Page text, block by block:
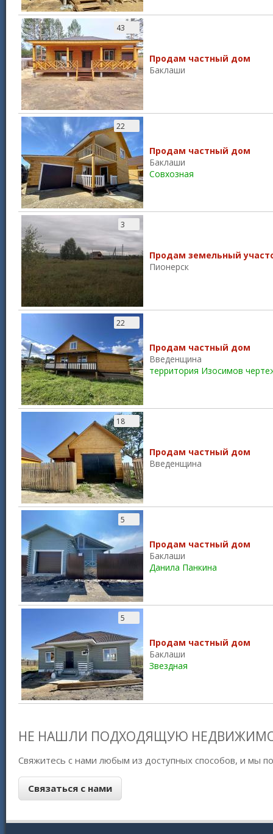
43
Продам частный дом
Баклаши
22
Продам частный дом
Баклаши
Совхозная
3
Продам земельный
Пионерск
22
Продам частный дом
Введенщина
территория Изосимов
18
Продам частный дом
Введенщина
5
Продам частный дом
Баклаши
Данила Панкина
5
Продам частный дом
Баклаши
Звездная
НЕ НАШЛИ ПОДХОДЯЩУЮ
Свяжитесь с нами любым из доступных способов, и мы